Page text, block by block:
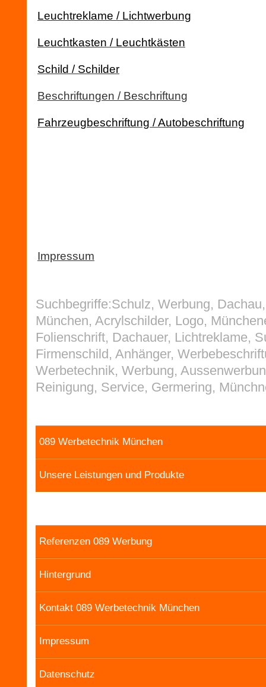
Leuchtreklame / Lichtwerbung
Leuchtkasten / Leuchtkästen
Schild / Schilder
Beschriftungen / Beschriftung
Fahrzeugbeschriftung / Autobeschriftung
Impressum
Suchbegriffe:Schulz, Werbung,
München, Acrylschilder, Logo,
Folienschrift, Dachauer, Lichtreklame,
Firmenschild, Anhänger,
Werbetechnik, Werbung,
Reinigung, Service, Germering,
089 Werbetechnik München
Unsere Leistungen und Produkte
Referenzen 089 Werbung
Hintergrund
Kontakt 089 Werbetechnik München
Impressum
Datenschutz